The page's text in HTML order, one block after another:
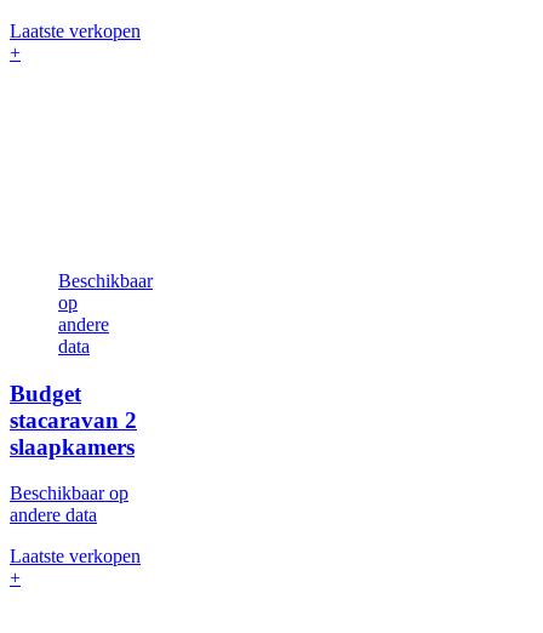
Laatste verkopen
+
Beschikbaar
op
andere
data
Budget
stacaravan 2
slaapkamers
Beschikbaar op
andere data
Laatste verkopen
+